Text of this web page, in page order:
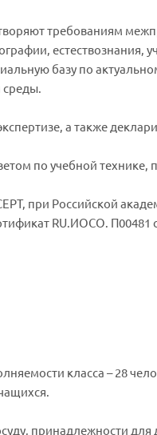
требованиям
естествознания,
базу по
среды.
а также
по учебной технике,
при Российской
RU.ИОСО. П00481
класса – 28
принадлежности